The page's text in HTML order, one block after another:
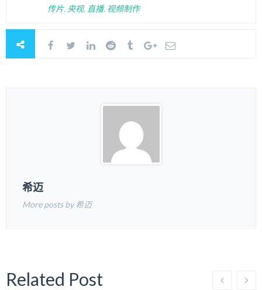
传片, 央视, 直播, 视频制作
希迈
More posts by 希迈
Related Post